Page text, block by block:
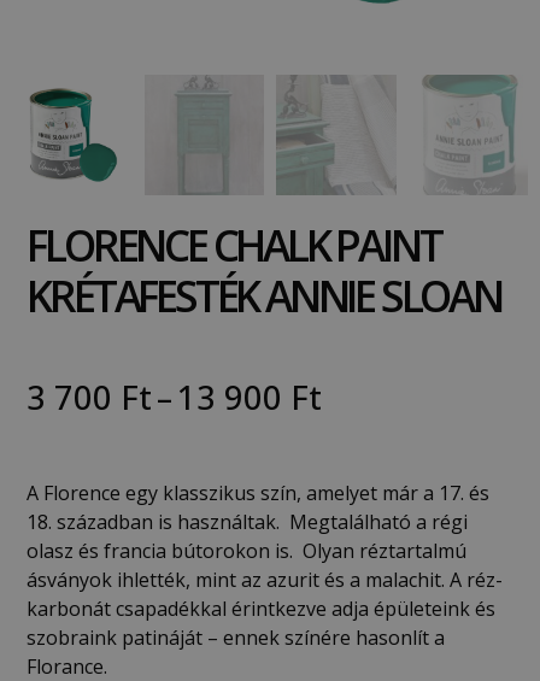
FLORENCE CHALK PAINT
KRÉTAFESTÉK ANNIE SLOAN
3 700 Ft–13 900 Ft
A Florence egy klasszikus szín, amelyet már a 17. és
18. században is használtak. Megtalálható a régi
olasz és francia bútorokon is. Olyan réztartalmú
ásványok ihlették, mint az azurit és a malachit. A réz-
karbonát csapadékkal érintkezve adja épületeink és
szobraink patináját – ennek színére hasonlít a
Florance.